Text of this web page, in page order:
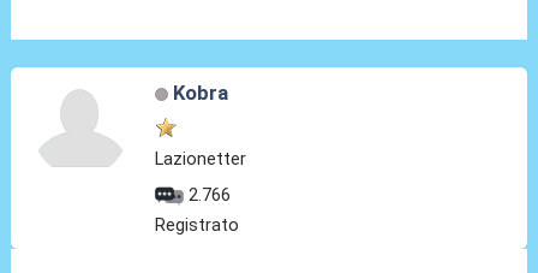
Kobra
Lazionetter
2.766
Registrato